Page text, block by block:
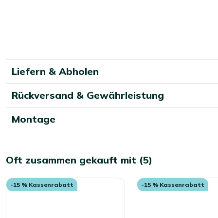
richtigen Pflege – regelmäßiges Reinigen und das
Liefern & Abholen
Rückversand & Gewährleistung
Montage
Oft zusammen gekauft mit (5)
-15 % Kassenrabatt -15 % Kassenrabatt